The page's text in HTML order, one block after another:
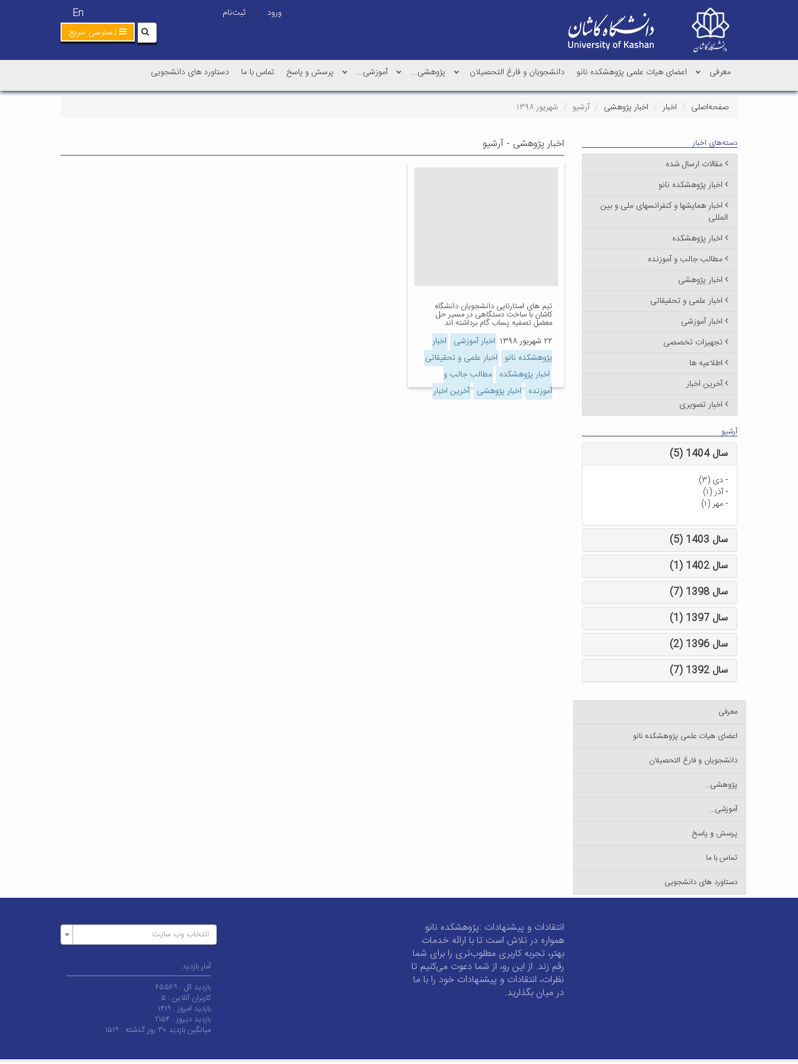
En ورود |
ثبت‌نام
دسترسی سریع
معرفی اعضای هیات علمی پژوهشکده نانو دانشجویان و فارغ التحصیلان پژوهشی... آموزشی... پرسش و پاسخ تماس با ما دستاورد های دانشجویی
صفحه‌اصلی اخبار اخبار پژوهشی آرشیو شهریور ۱۳۹۸
اخبار پژوهشی - آرشیو
تیم های استارتاپی دانشجویان دانشگاه
کاشان با ساخت دستگاهی در مسیر حل
معضل تصفیه پساب گام برداشته اند.
۲۲ شهریور ۱۳۹۸ اخبار آموزشی اخبار
پژوهشکده نانو اخبار علمی و تحقیقاتی
اخبار پژوهشکده مطالب جالب و
آموزنده اخبار پژوهشی آخرین اخبار
دسته‌های اخبار
مقالات ارسال شده
اخبار پژوهشکده نانو
اخبار همایشها و کنفرانسهای ملی و بین
المللی
اخبار پژوهشکده
مطالب جالب و آموزنده
اخبار پژوهشی
اخبار علمی و تحقیقاتی
اخبار آموزشی
تجهیزات تخصصی
اطلاعیه ها
آخرین اخبار
اخبار تصویری
آرشیو
سال 1404 (5)
- دی (۳)
-آذر (۱)
-مهر (۱)
سال 1403 (5)
سال 1402 (1)
سال 1398 (7)
سال 1397 (1)
سال 1396 (2)
سال 1392 (7)
معرفی
اعضای هیات علمی پژوهشکده نانو
دانشجویان و فارغ التحصیلان
پژوهشی...
آموزشی...
پرسش و پاسخ
تماس با ما
دستاورد های دانشجویی
انتقادات و پیشنهادات :پژوهشکده نانو
همواره در تلاش است تا با ارائه خدمات
بهتر، تجربه کاربری مطلوب‌تری را برای شما
رقم زند. از این رو، از شما دعوت می‌کنیم تا
نظرات، انتقادات و پیشنهادات خود را با ما
در میان بگذارید.
انتخاب وب سایت
آمار بازدید
بازدید کل : ۴۵۵۶۹
کاربران آنلاین :۵
بازدید امروز : ۱۴۱۹
بازدید دیروز : ۲۱۵۴
میانگین بازدید ۳۰ روز گذشته :
۱۵۱۹